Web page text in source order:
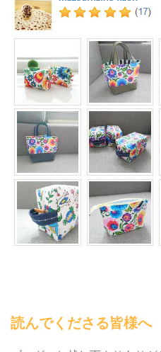
読んでくださる皆様へ